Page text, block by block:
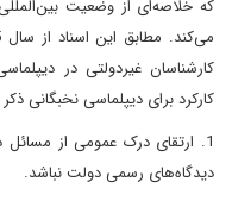
که خلاصه‌ای از وضعیت
کارشناسان غیردولتی در
کارکرد برای دیپلماسی نخبگانی
1. ارتقای درک عمومی از
دیدگاه‌های رسمی دولت نباشد.